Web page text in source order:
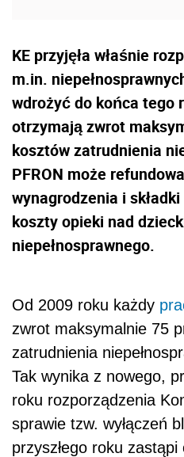
KE przyjęła właśnie
m.in.
wdrożyć do końca tego
otrzymają zwrot
kosztów zatrudnienia
PFRON może
wynagrodzenia i
koszty opieki nad
niepełnosprawnego.
Od 2009 roku każdy
zwrot maksymalnie 75
zatrudnienia
Tak wynika z nowego,
roku rozporządzenia
sprawie tzw. wyłączeń
przyszłego roku